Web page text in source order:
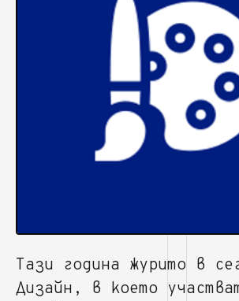
Тази година журито в
Дизайн, в което